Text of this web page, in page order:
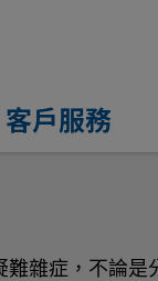
客戶服務
雜症，不論